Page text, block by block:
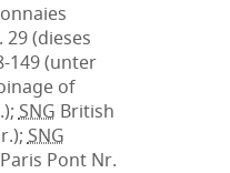
29 (dieses
149 (unter
of
SNG British
SNG
Paris Pont Nr.